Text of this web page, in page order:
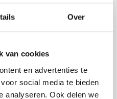
Over
van cookies
en advertenties te
social media te bieden
analyseren. Ook delen we
of meerdere kleuren
jouw boodschap
zichtbaarheid
niet alleen perfect voor